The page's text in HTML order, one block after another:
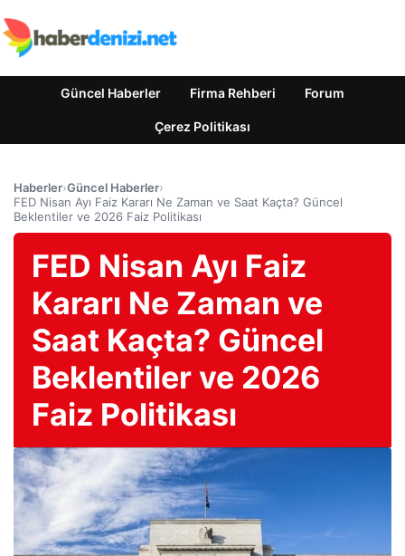
Güncel Haberler Firma Rehberi Forum
Çerez Politikası
Haberler›Güncel Haberler›
FED Nisan Ayı Faiz Kararı Ne Zaman ve Saat Kaçta? Güncel
Beklentiler ve 2026 Faiz Politikası
FED Nisan Ayı Faiz
Kararı Ne Zaman ve
Saat Kaçta? Güncel
Beklentiler ve 2026
Faiz Politikası